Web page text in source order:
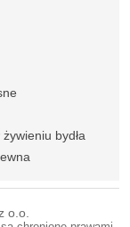
bydła
o.o.